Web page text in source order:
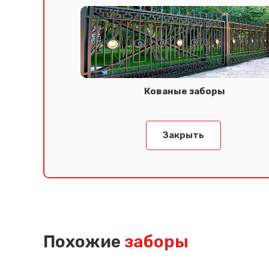
Кованые заборы
Закрыть
Похожие заборы